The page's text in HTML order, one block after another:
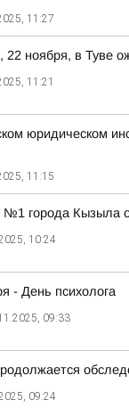
11:27
22 ноября, в Туве
11:21
юридическом
11:15
города Кызыла
10:24
- День психолога
09:33
09:24